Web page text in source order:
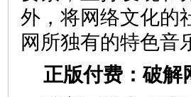
外，将网络文化的
网所独有的特色音
正版付费：破解